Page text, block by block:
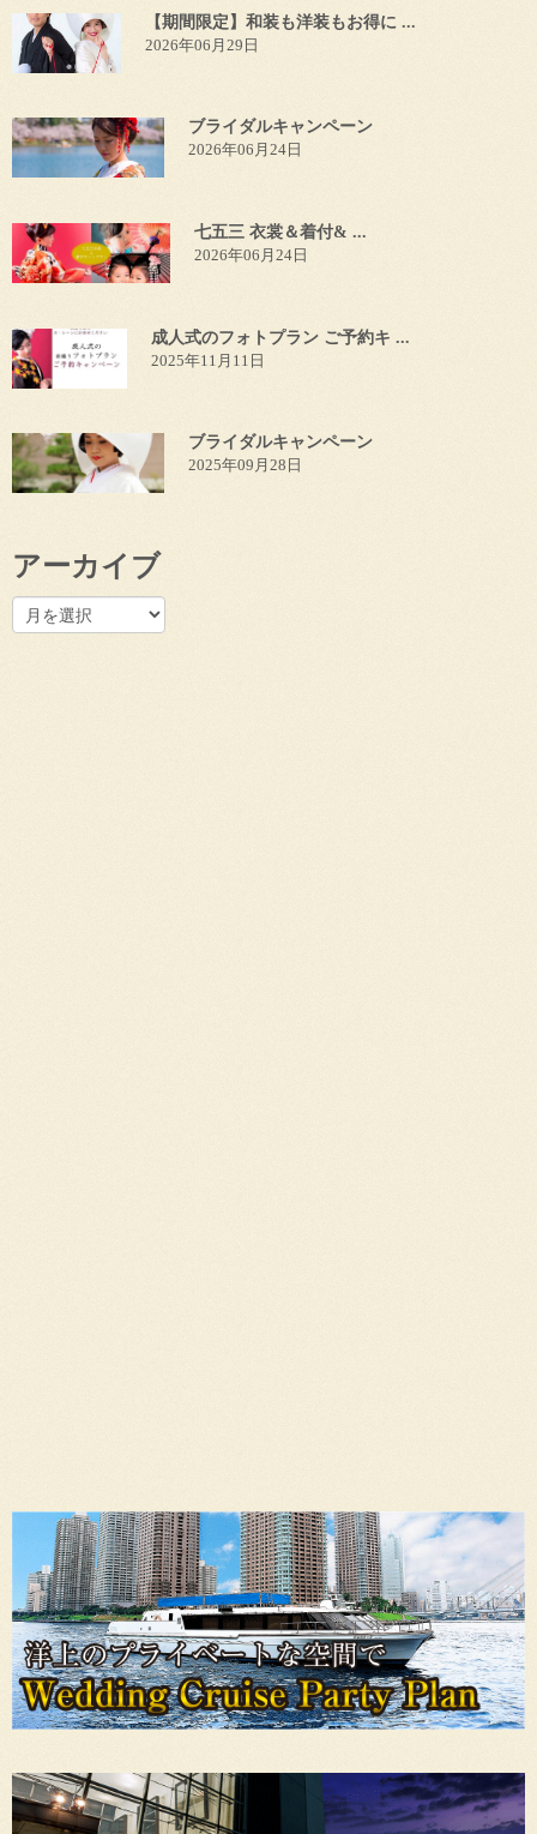
【期間限定】和装も洋装もお得に ...
2026年06月29日
ブライダルキャンペーン
2026年06月24日
七五三 衣裳＆着付& ...
2026年06月24日
成人式のフォトプラン ご予約キ ...
2025年11月11日
ブライダルキャンペーン
2025年09月28日
アーカイブ